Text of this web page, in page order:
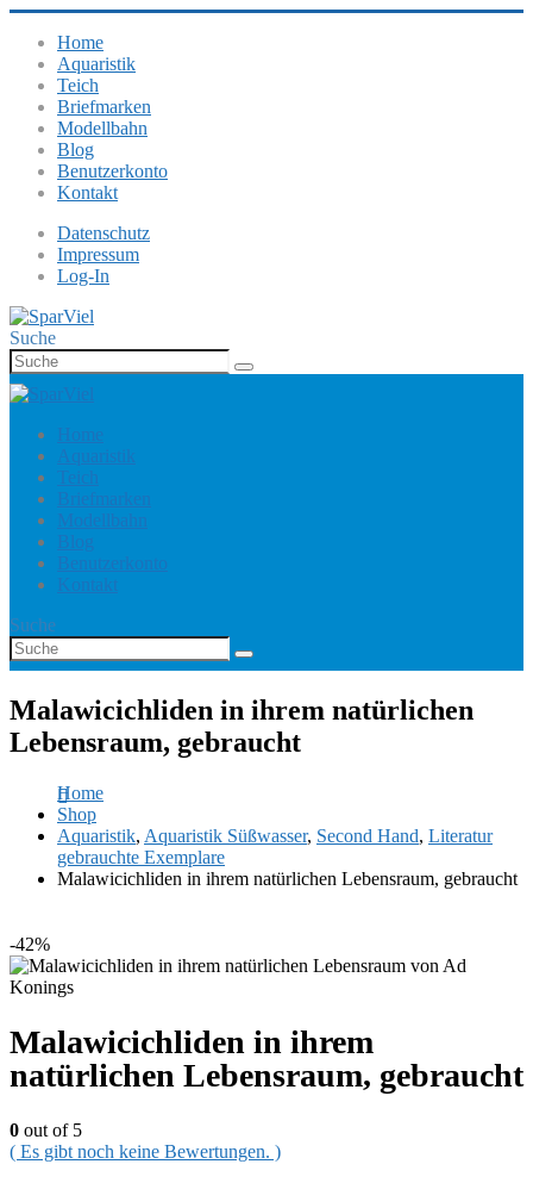
Home
Aquaristik
Teich
Briefmarken
Modellbahn
Blog
Benutzerkonto
Kontakt
Datenschutz
Impressum
Log-In
Suche
Home
Aquaristik
Teich
Briefmarken
Modellbahn
Blog
Benutzerkonto
Kontakt
Suche
Malawicichliden in ihrem natürlichen
Lebensraum, gebraucht
Home
Shop
Aquaristik, Aquaristik Süßwasser, Second Hand, Literatur
gebrauchte Exemplare
Malawicichliden in ihrem natürlichen Lebensraum, gebraucht
-42%
Malawicichliden in ihrem
natürlichen Lebensraum, gebraucht
0 out of 5
( Es gibt noch keine Bewertungen. )